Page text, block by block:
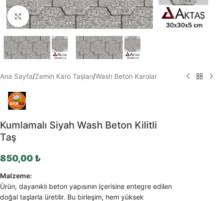
Büyütmek için tıklayın
Ana Sayfa/Zemin Karo Taşları/Wash Beton Karolar
Kumlamalı Siyah Wash Beton Kilitli
Taş
850,00 ₺
Malzeme:
Ürün, dayanıklı beton yapısının içerisine entegre edilen
doğal taşlarla üretilir. Bu birleşim, hem yüksek